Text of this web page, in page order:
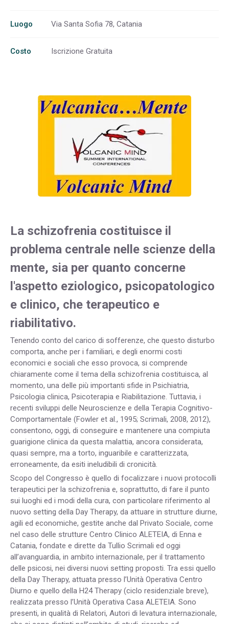
Luogo Via Santa Sofia 78, Catania
Costo Iscrizione Gratuita
La schizofrenia costituisce il
problema centrale nelle scienze della
mente, sia per quanto concerne
l'aspetto eziologico, psicopatologico
e clinico, che terapeutico e
riabilitativo.
Tenendo conto del carico di sofferenze, che questo disturbo
comporta, anche per i familiari, e degli enormi costi
economici e sociali che esso provoca, si comprende
chiaramente come il tema della schizofrenia costituisca, al
momento, una delle più importanti sfide in Psichiatria,
Psicologia clinica, Psicoterapia e Riabilitazione. Tuttavia, i
recenti sviluppi delle Neuroscienze e della Terapia Cognitivo-
Comportamentale (Fowler et al., 1995; Scrimali, 2008, 2012),
consentono, oggi, di conseguire e mantenere una compiuta
guarigione clinica da questa malattia, ancora considerata,
quasi sempre, ma a torto, inguaribile e caratterizzata,
erroneamente, da esiti ineludibili di cronicità.
Scopo del Congresso è quello di focalizzare i nuovi protocolli
terapeutici per la schizofrenia e, soprattutto, di fare il punto
sui luoghi ed i modi della cura, con particolare riferimento al
nuovo setting della Day Therapy, da attuare in strutture diurne,
agili ed economiche, gestite anche dal Privato Sociale, come
nel caso delle strutture Centro Clinico ALETEIA, di Enna e
Catania, fondate e dirette da Tullio Scrimali ed oggi
all’avanguardia, in ambito internazionale, per il trattamento
delle psicosi, nei diversi nuovi setting proposti. Tra essi quello
della Day Therapy, attuata presso l’Unità Operativa Centro
Diurno e quello della H24 Therapy (ciclo residenziale breve),
realizzata presso l’Unità Operativa Casa ALETEIA. Sono
presenti, in qualità di Relatori, Autori di levatura internazionale,